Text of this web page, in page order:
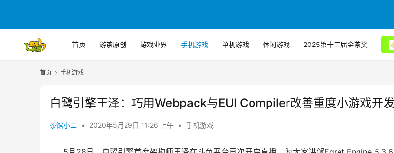
首页 游茶原创 游戏业界 手机游戏 单机游戏 休闲游戏 2025第十三届金茶奖
首页 手机游戏
白鹭引擎王泽：巧用Webpack与EUI Compiler改善重度小游戏开
茶馆小二 • 2020年5月29日 11:26 上午 • 手机游戏